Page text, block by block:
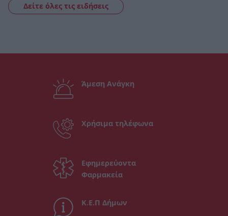
Δείτε όλες τις ειδήσεις
Άμεση Ανάγκη
Χρήσιμα τηλέφωνα
Εφημερεύοντα
Φαρμακεία
Κ.Ε.Π Δήμων